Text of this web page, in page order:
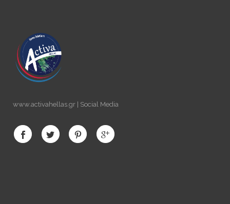
www.activahellas.gr | Social Media